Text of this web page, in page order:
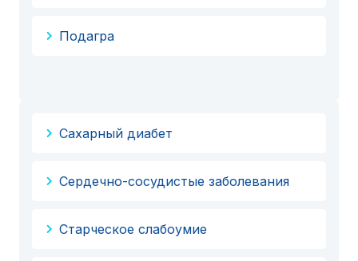
Подагра
Сахарный диабет
Сердечно-сосудистые заболевания
Старческое слабоумие